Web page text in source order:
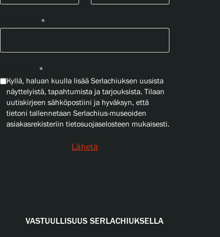
*
*
Kyllä, haluan kuulla lisää Serlachiuksen uusista
näyttelyistä, tapahtumista ja tarjouksista. Tilaan
uutiskirjeen sähköpostiini ja hyväksyn, että
tietoni tallennetaan Serlachius-museoiden
asiakasrekisteriin tietosuojaselosteen mukaisesti.
Lähetä
VASTUULLISUUS SERLACHIUKSELLA